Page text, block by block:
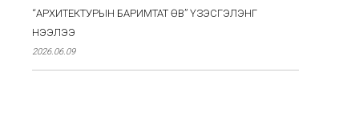
“АРХИТЕКТУРЫН БАРИМТАТ ӨВ” ҮЗЭСГЭЛЭНГ
НЭЭЛЭЭ
2026.06.09